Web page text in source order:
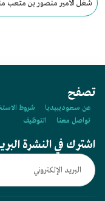
شغل الأمير منصور بن متعب
تصفح
عن سعوديبيديا شروط
تواصل معنا
التوظيف
اشترك في النشرة